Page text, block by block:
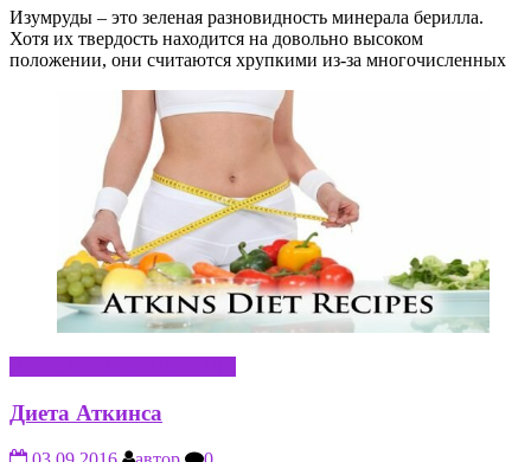
Изумруды – это зеленая разновидность минерала берилла.
Хотя их твердость находится на довольно высоком
положении, они считаются хрупкими из-за многочисленных
Диета Аткинса